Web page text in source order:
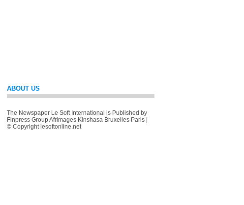
ABOUT US
The Newspaper Le Soft International is Published by
Finpress Group Afrimages Kinshasa Bruxelles Paris |
© Copyright lesoftonline.net